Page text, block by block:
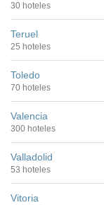
30 hoteles
Teruel
25 hoteles
Toledo
70 hoteles
Valencia
300 hoteles
Valladolid
53 hoteles
Vitoria